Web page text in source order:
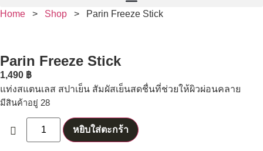
Home > Shop > Parin Freeze Stick
Parin Freeze Stick
1,490 ฿
แท่งสแตนเลส สปาเย็น สัมผัสเย็นสดชื่นที่ช่วยให้ผิวผ่อนคลาย
มีสินค้าอยู่ 28
หยิบใส่ตะกร้า